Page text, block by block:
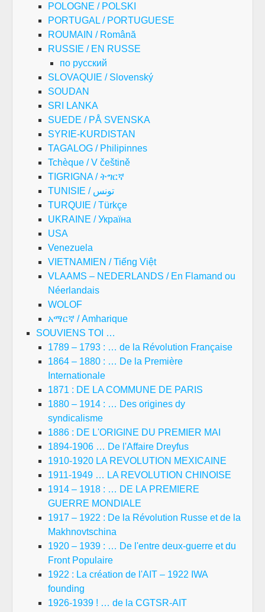
POLOGNE / POLSKI
PORTUGAL / PORTUGUESE
ROUMAIN / Română
RUSSIE / EN RUSSE
по русский
SLOVAQUIE / Slovenský
SOUDAN
SRI LANKA
SUEDE / PÅ SVENSKA
SYRIE-KURDISTAN
TAGALOG / Philipinnes
Tchèque / V češtině
TIGRIGNA / ትግርኛ
TUNISIE / تونس
TURQUIE / Türkçe
UKRAINE / Україна
USA
Venezuela
VIETNAMIEN / Tiếng Việt
VLAAMS – NEDERLANDS / En Flamand ou
Néerlandais
WOLOF
አማርኛ / Amharique
SOUVIENS TOI …
1789 – 1793 : … de la Révolution Française
1864 – 1880 : … De la Première
Internationale
1871 : DE LA COMMUNE DE PARIS
1880 – 1914 : … Des origines dy
syndicalisme
1886 : DE L'ORIGINE DU PREMIER MAI
1894-1906 … De l'Affaire Dreyfus
1910-1920 LA REVOLUTION MEXICAINE
1911-1949 … LA REVOLUTION CHINOISE
1914 – 1918 : … DE LA PREMIERE
GUERRE MONDIALE
1917 – 1922 : De la Révolution Russe et de la
Makhnovtschina
1920 – 1939 : … De l'entre deux-guerre et du
Front Populaire
1922 : La création de l'AIT – 1922 IWA
founding
1926-1939 ! … de la CGTSR-AIT